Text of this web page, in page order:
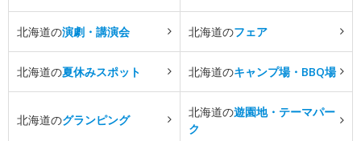
北海道の演劇・講演会 北海道のフェア
北海道の夏休みスポット 北海道のキャンプ場・BBQ場
北海道のグランピング
北海道の遊園地・テーマパー
ク